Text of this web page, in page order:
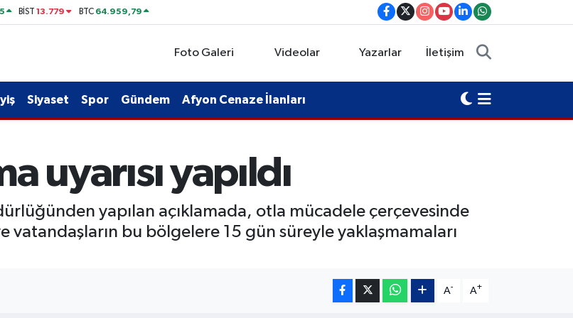
BİST13.779 BTC 64.959,79
Foto Galeri Videolar Yazarlar İletişim
Siyaset Spor Gündem Afyon Cenaze İlanları
uyarısı yapıldı
yapılan açıklamada, otla mücadele çerçevesinde
vatandaşların bu bölgelere 15 gün süreyle yaklaşmamaları
A- A+